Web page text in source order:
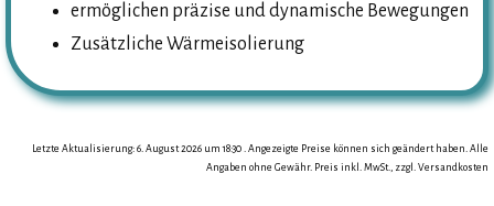
ermöglichen präzise und dynamische Bewegungen
Zusätzliche Wärmeisolierung
Letzte Aktualisierung: 6. August 2026 um 18:30 . Angezeigte Preise können sich geändert haben. Alle
Angaben ohne Gewähr. Preis inkl. MwSt., zzgl. Versandkosten